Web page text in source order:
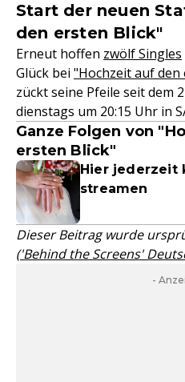
Start der neuen
den ersten Blick"
Erneut hoffen zwölf Singles
Glück bei "Hochzeit auf den
zückt seine Pfeile seit dem
dienstags um 20:15 Uhr in
Ganze Folgen von
ersten Blick"
Hier jederzeit
streamen
Dieser Beitrag wurde
('Behind the Screens'
-